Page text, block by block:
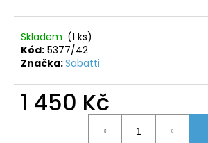
Skladem (1 ks)
Kód: 5377/42
Značka:Sabatti
1 450 Kč
o
u
č
u